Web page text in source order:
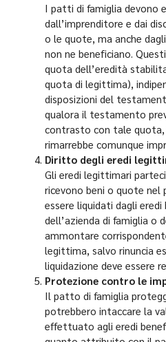
I patti di famiglia devono
dall’imprenditore e dai
o le quote, ma anche
non ne beneficiano.
quota dell’eredità
quota di legittima),
disposizioni del
qualora il testamento
contrasto con tale
rimarrebbe comunque
Diritto degli eredi
Gli eredi legittimari
ricevono beni o quote nel
essere liquidati dagli
dell’azienda di famiglia o
ammontare
legittima, salvo rinuncia
liquidazione deve essere
Protezione contro le
Il patto di famiglia
potrebbero intaccare la
effettuato agli eredi